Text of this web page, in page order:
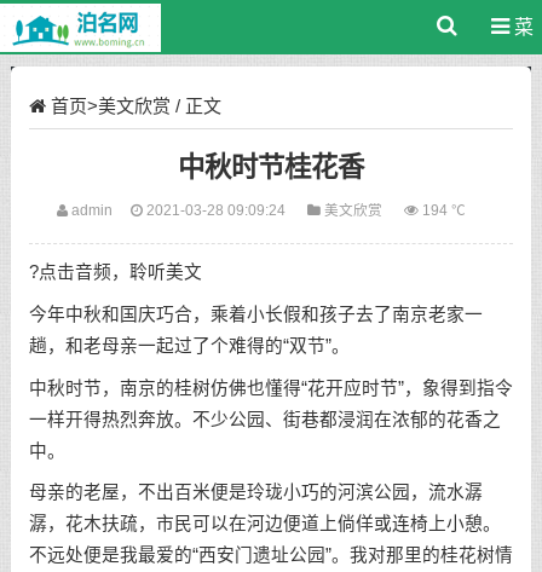
菜
首页>美文欣赏 / 正文
中秋时节桂花香
admin 2021-03-28 09:09:24 美文欣赏 194 ℃
?点击音频，聆听美文
今年中秋和国庆巧合，乘着小长假和孩子去了南京老家一
趟，和老母亲一起过了个难得的“双节”。
中秋时节，南京的桂树仿佛也懂得“花开应时节”，象得到指令
一样开得热烈奔放。不少公园、街巷都浸润在浓郁的花香之
中。
母亲的老屋，不出百米便是玲珑小巧的河滨公园，流水潺
潺，花木扶疏，市民可以在河边便道上倘佯或连椅上小憩。
不远处便是我最爱的“西安门遗址公园”。我对那里的桂花树情